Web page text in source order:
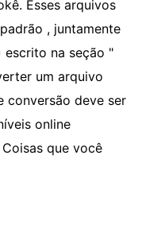
Esses arquivos
, juntamente
na seção "
um arquivo
conversão deve ser
online
que você